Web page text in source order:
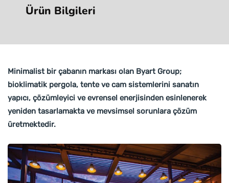
Ürün Bilgileri
Minimalist bir çabanın markası olan Byart Group;
bioklimatik pergola, tente ve cam sistemlerini sanatın
yapıcı, çözümleyici ve evrensel enerjisinden esinlenerek
yeniden tasarlamakta ve mevsimsel sorunlara çözüm
üretmektedir.